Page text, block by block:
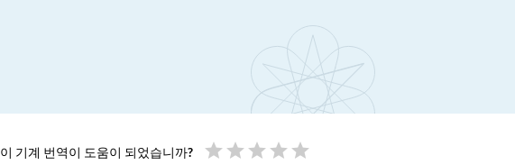
이 기계 번역이 도움이 되었습니까? star star star star star